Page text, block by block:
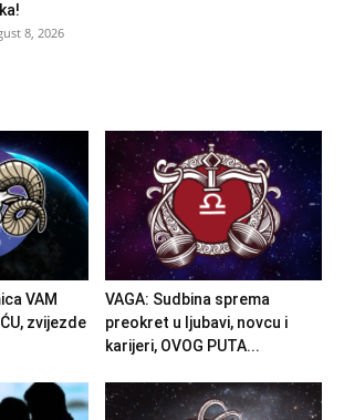
8, 2026
VAM
zvijezde
VAGA: Sudbina sprema
preokret u ljubavi, novcu i
karijeri, OVOG PUTA...